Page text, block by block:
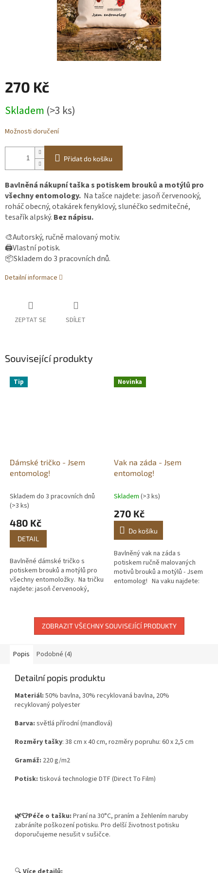
Přihlášení
270 Kč
cena:
Skladem (>3 ks)
Možnosti doručení
Přidat do košíku
Bavlněná nákupní taška s potiskem brouků a motýlů pro
všechny entomology. Na tašce najdete: jasoň červenooký,
roháč obecný, otakárek fenyklový, slunéčko sedmitečné,
tesařík alpský. Bez nápisu.
🎨Autorský, ručně malovaný motiv.
🖨️Vlastní potisk.
📦Skladem do 3 pracovních dnů.
Detailní informace
ZEPTAT SE SDÍLET
Související produkty
Tip
Dámské tričko - Jsem
entomolog!
Skladem do 3 pracovních dnů
(>3 ks)
480 Kč
DETAIL
Bavlněné dámské tričko s
potiskem brouků a motýlů pro
všechny entomoložky. Na tričku
najdete: jasoň červenooký,
sedmitečné,...
Novinka
Vak na záda - Jsem
entomolog!
Skladem (>3 ks)
270 Kč
Do košíku
Bavlněný vak na záda s
potiskem ručně malovaných
motivů brouků a motýlů - Jsem
entomolog! Na vaku najdete:
ZOBRAZIT VŠECHNY SOUVISEJÍCÍ PRODUKTY
Popis Podobné (4)
Detailní popis produktu
Materiál: 50% bavlna, 30% recyklovaná bavlna, 20%
recyklovaný polyester
Barva: světlá přírodní (mandlová)
Rozměry tašky: 38 cm x 40 cm, rozměry popruhu: 60 x 2,5 cm
Gramáž: 220 g/m2
Potisk: tisková technologie DTF (Direct To Film)
🌿👕Péče o tašku: Praní na 30°C, praním a žehlením naruby
zabráníte poškození potisku. Pro delší životnost potisku
doporučujeme nesušit v sušičce.